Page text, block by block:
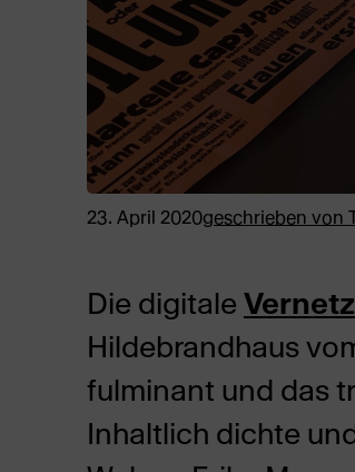
23. April 2020geschrieben von
Die digitale
Hildebrandhaus
fulminant und das
Inhaltlich dichte